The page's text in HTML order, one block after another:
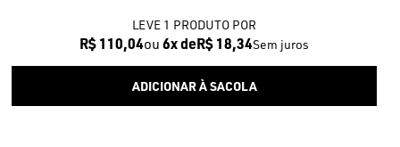
LEVE 1 PRODUTO
R$ 110,04 6x R$ 18,34Sem juros